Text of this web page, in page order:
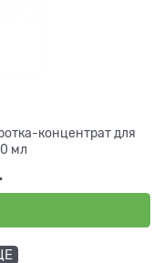
концентрат для
мл